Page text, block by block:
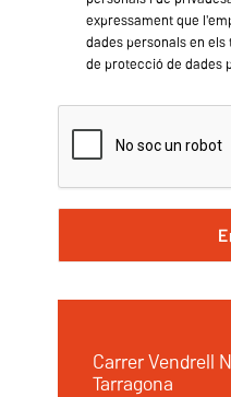
Carrer Vendrell
Tarragona
expressament que
dades personals en
de protecció de dades